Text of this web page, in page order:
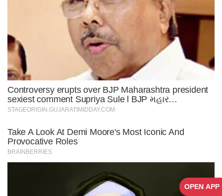
OPEN APP